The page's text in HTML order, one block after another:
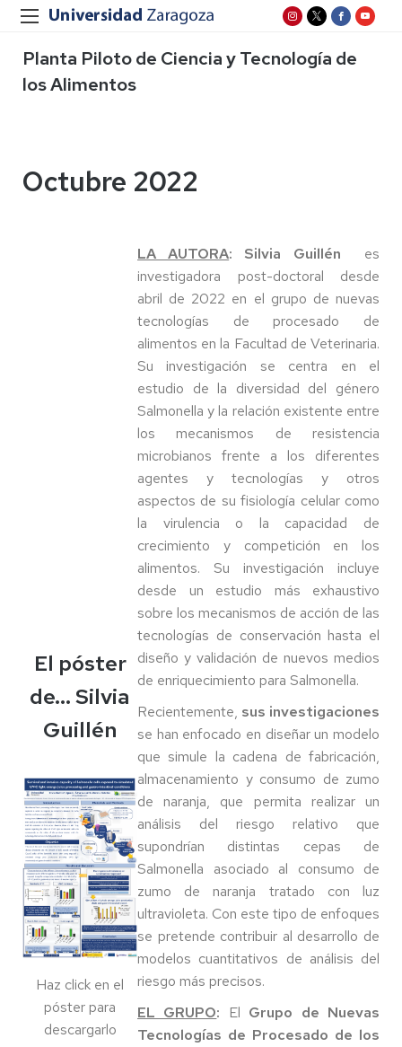
Planta Piloto de Ciencia y Tecnología de
los Alimentos
Octubre 2022
El póster
de… Silvia
Guillén
Haz click en el
póster para
descargarlo
LA AUTORA: Silvia Guillén es
investigadora post-doctoral desde
abril de 2022 en el grupo de nuevas
tecnologías de procesado de
alimentos en la Facultad de Veterinaria.
Su investigación se centra en el
estudio de la diversidad del género
Salmonella y la relación existente entre
los mecanismos de resistencia
microbianos frente a los diferentes
agentes y tecnologías y otros
aspectos de su fisiología celular como
la virulencia o la capacidad de
crecimiento y competición en los
alimentos. Su investigación incluye
desde un estudio más exhaustivo
sobre los mecanismos de acción de las
tecnologías de conservación hasta el
diseño y validación de nuevos medios
de enriquecimiento para Salmonella.
Recientemente, sus investigaciones
se han enfocado en diseñar un modelo
que simule la cadena de fabricación,
almacenamiento y consumo de zumo
de naranja, que permita realizar un
análisis del riesgo relativo que
supondrían distintas cepas de
Salmonella asociado al consumo de
zumo de naranja tratado con luz
ultravioleta. Con este tipo de enfoques
se pretende contribuir al desarrollo de
modelos cuantitativos de análisis del
riesgo más precisos.
EL GRUPO: El Grupo de Nuevas
Tecnologías de Procesado de los